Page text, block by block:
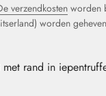
verzendkosten worden
worden
rand in